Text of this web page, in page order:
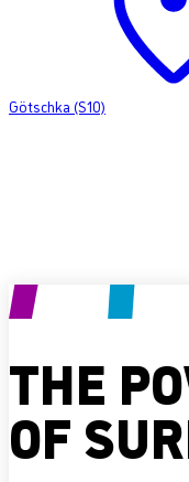
Götschka (S10)
THE
OF